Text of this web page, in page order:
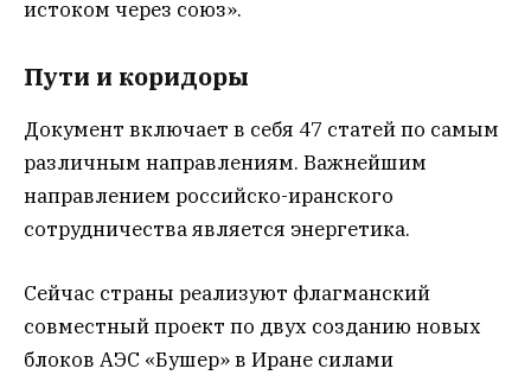
истоком через союз».
Пути и коридоры
Документ включает в себя 47 статей по самым
различным направлениям. Важнейшим
направлением российско-иранского
сотрудничества является энергетика.
Сейчас страны реализуют флагманский
совместный проект по двух созданию новых
блоков АЭС «Бушер» в Иране силами